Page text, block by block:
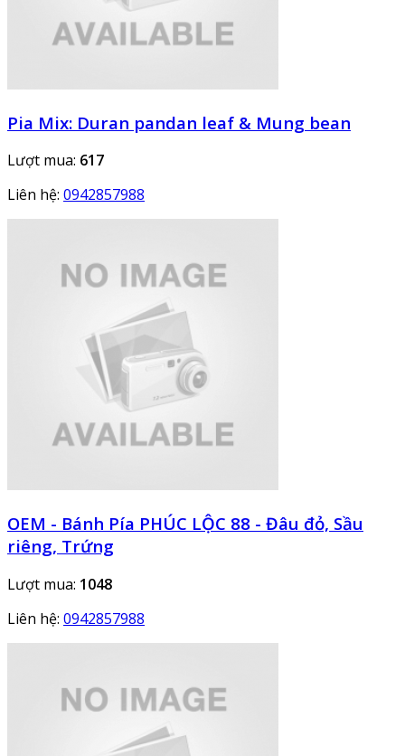
Pia Mix: Duran pandan leaf & Mung bean
Lượt mua: 617
Liên hệ: 0942857988
OEM - Bánh Pía PHÚC LỘC 88 - Đâu đỏ, Sầu
riêng, Trứng
Lượt mua: 1048
Liên hệ: 0942857988